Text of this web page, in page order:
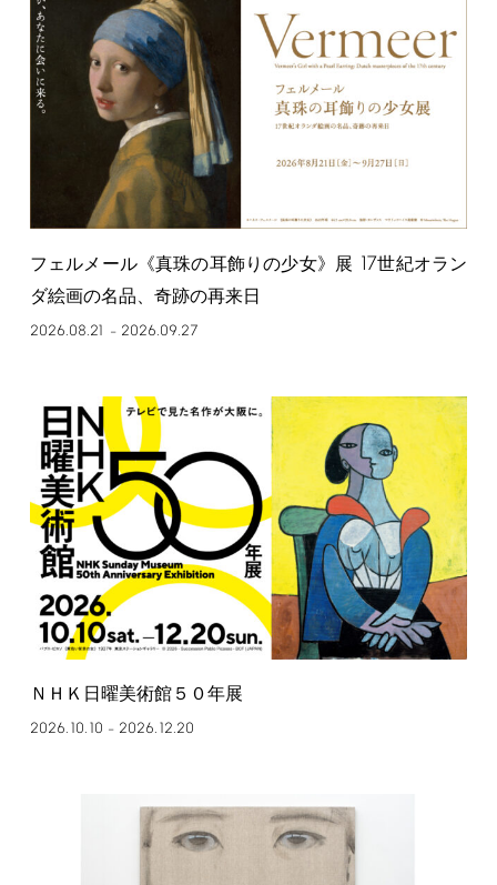
フェルメール《真珠の耳飾りの少女》展 17世紀オラン
ダ絵画の名品、奇跡の再来日
2026.08.21 – 2026.09.27
ＮＨＫ日曜美術館５０年展
2026.10.10 – 2026.12.20